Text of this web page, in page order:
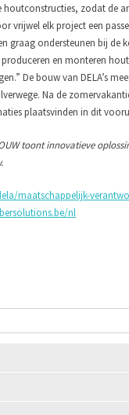
zodat de
vrijwel elk project een
graag ondersteunen bij de
en monteren
De bouw van DELA’s
Na de
plaatsvinden in dit
toont innovatieve
maatschappelijk-
nl